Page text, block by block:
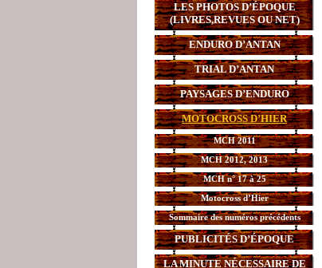
LES PHOTOS D’ÉPOQUE
(LIVRES,REVUES OU NET)
ENDURO D’ANTAN
TRIAL D’ANTAN
PAYSAGES D’ENDURO
MOTOCROSS D’HIER
MCH 2011
MCH 2012, 2013
MCH n° 17 à 25
Motocross d’Hier
Sommaire des numéros précédents
PUBLICITÉS D’ÉPOQUE
LA MINUTE NÉCESSAIRE DE